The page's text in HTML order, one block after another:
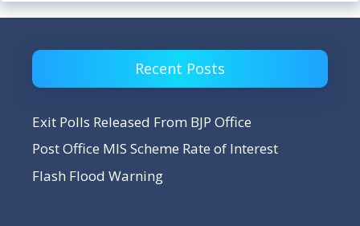
Recent Posts
Exit Polls Released From BJP Office
Post Office MIS Scheme Rate of Interest
Flash Flood Warning